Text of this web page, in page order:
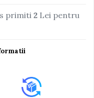
primiti 2 Lei pentru